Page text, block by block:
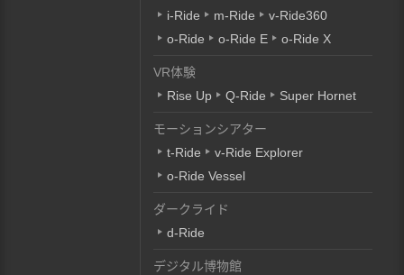
i-Ride
m-Ride
v-Ride360
o-Ride
o-Ride E o-Ride X
VR体験
Rise Up
Q-Ride Super Hornet
モーションシアター
t-Ride
v-Ride Explorer
o-Ride Vessel
ダークライド
d-Ride
デジタル博物館